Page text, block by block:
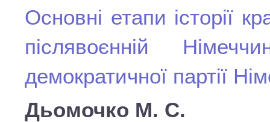
Основні етапи історії
післявоєнній
демократичної партії
Дьомочко М. С.